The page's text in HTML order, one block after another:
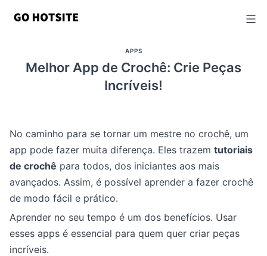
conteúdo
APPS
Melhor App de Crochê: Crie Peças
Incríveis!
No caminho para se tornar um mestre no crochê, um
app pode fazer muita diferença. Eles trazem tutoriais
de crochê para todos, dos iniciantes aos mais
avançados. Assim, é possível aprender a fazer crochê
de modo fácil e prático.
Aprender no seu tempo é um dos benefícios. Usar
esses apps é essencial para quem quer criar peças
incríveis.